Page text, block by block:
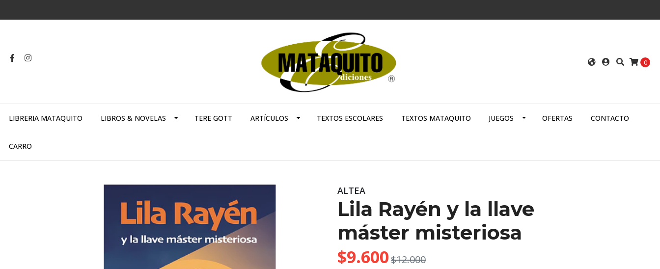
0
LIBRERIA MATAQUITO LIBROS & NOVELAS TERE GOTT ARTÍCULOS TEXTOS ESCOLARES TEXTOS MATAQUITO JUEGOS OFERTAS CONTACTO
CARRO
ALTEA
Lila Rayén y la llave
máster misteriosa
$9.600$12.000